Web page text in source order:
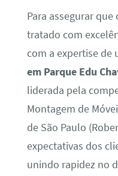
Para assegurar
tratado com
com a expertise de
em Parque Edu
liderada pela
Montagem de
de São Paulo
expectativas dos
unindo rapidez no